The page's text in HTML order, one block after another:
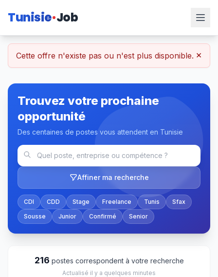
Tunisie Job
Cette offre n'existe pas ou n'est plus disponible. ×
Trouvez votre prochaine
opportunité
Des centaines de postes vous attendent en Tunisie
Affiner ma recherche
CDI CDD Stage Freelance Tunis
Sfax
Sousse
Junior Confirmé Senior
216 postes correspondent à votre recherche
Actualisé il y a quelques minutes